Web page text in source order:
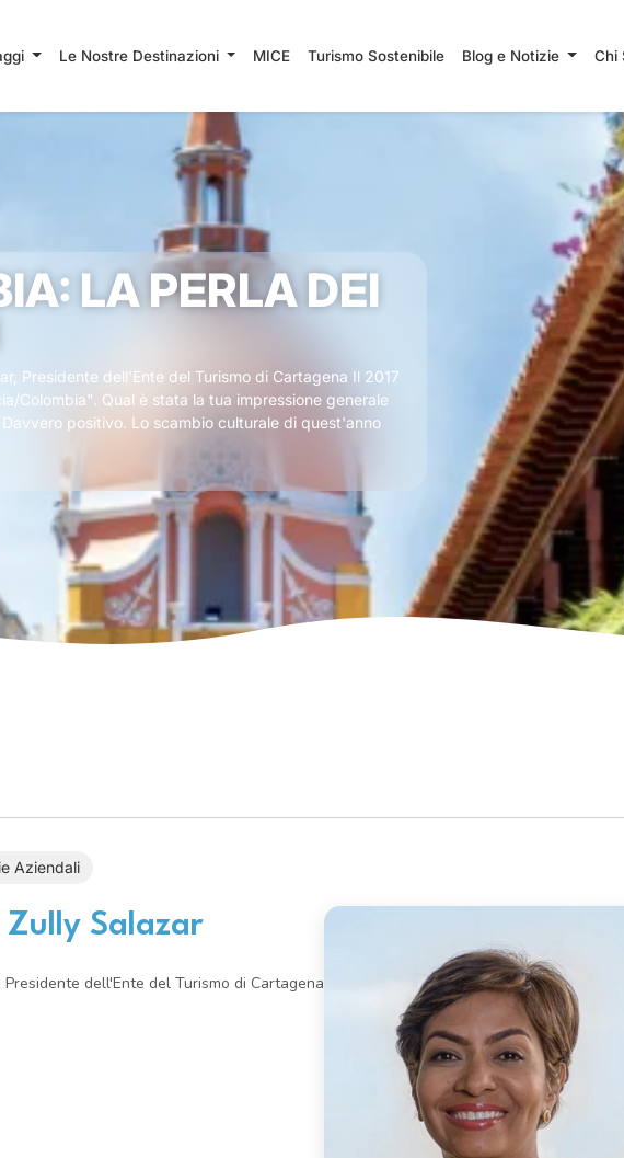
Le Nostre Destinazioni MICE Turismo Sostenibile Blog e Notizie Chi
LA PERLA DEI
Presidente dell'Ente del Turismo di Cartagena Il 2017
Colombia". Qual è stata la tua impressione generale
positivo. Lo scambio culturale di quest'anno
Aziendali
Salazar
dell'Ente del Turismo di Cartagena